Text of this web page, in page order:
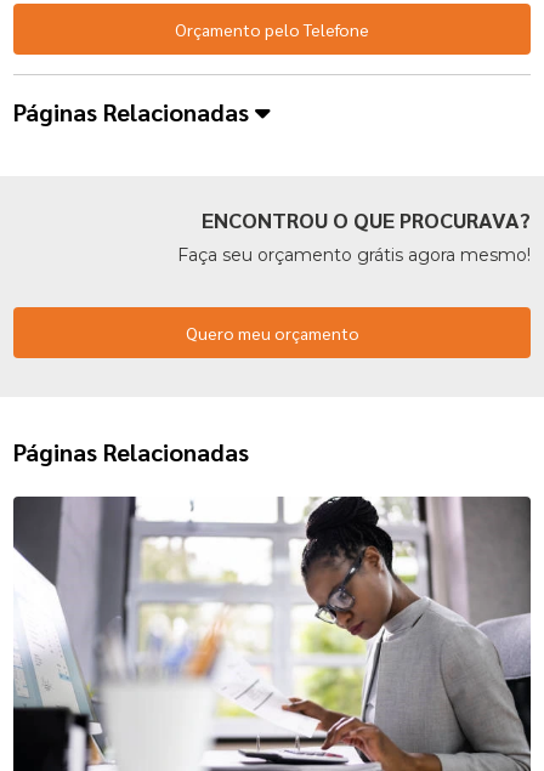
Orçamento pelo Telefone
Páginas Relacionadas
ENCONTROU O QUE PROCURAVA?
Faça seu orçamento grátis agora mesmo!
Quero meu orçamento
Páginas Relacionadas